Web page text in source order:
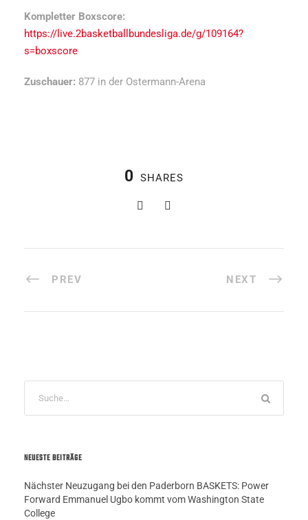
Kompletter Boxscore:
https://live.2basketballbundesliga.de/g/109164?
s=boxscore
Zuschauer: 877 in der Ostermann-Arena
0 SHARES
PREV NEXT
NEUESTE BEITRÄGE
Nächster Neuzugang bei den Paderborn BASKETS: Power
Forward Emmanuel Ugbo kommt vom Washington State
College